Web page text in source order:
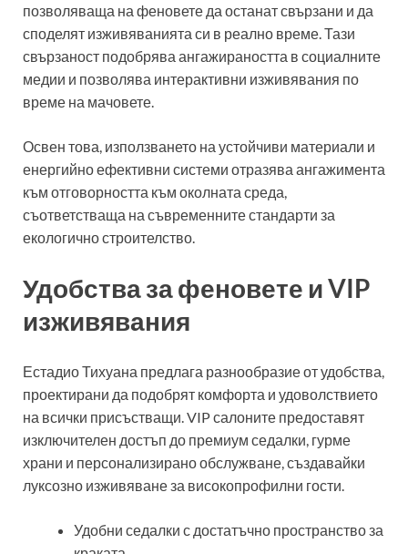
позволяваща на феновете да останат свързани и да
споделят изживяванията си в реално време. Тази
свързаност подобрява ангажираността в социалните
медии и позволява интерактивни изживявания по
време на мачовете.
Освен това, използването на устойчиви материали и
енергийно ефективни системи отразява ангажимента
към отговорността към околната среда,
съответстваща на съвременните стандарти за
екологично строителство.
Удобства за феновете и VIP
изживявания
Естадио Тихуана предлага разнообразие от удобства,
проектирани да подобрят комфорта и удоволствието
на всички присъстващи. VIP салоните предоставят
изключителен достъп до премиум седалки, гурме
храни и персонализирано обслужване, създавайки
луксозно изживяване за високопрофилни гости.
Удобни седалки с достатъчно пространство за